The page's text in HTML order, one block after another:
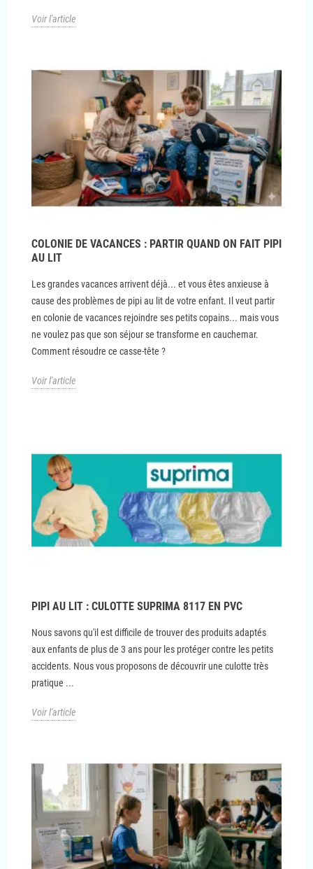
Voir l'article
COLONIE DE VACANCES : PARTIR QUAND ON FAIT PIPI
AU LIT
Les grandes vacances arrivent déjà... et vous êtes anxieuse à
cause des problèmes de pipi au lit de votre enfant. Il veut partir
en colonie de vacances rejoindre ses petits copains... mais vous
ne voulez pas que son séjour se transforme en cauchemar.
Comment résoudre ce casse-tête ?
Voir l'article
PIPI AU LIT : CULOTTE SUPRIMA 8117 EN PVC
Nous savons qu'il est difficile de trouver des produits adaptés
aux enfants de plus de 3 ans pour les protéger contre les petits
accidents. Nous vous proposons de découvrir une culotte très
pratique ...
Voir l'article